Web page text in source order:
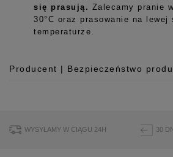
się prasują. Zalecamy pranie
30°C oraz prasowanie na
temperaturze.
Producent | Bezpieczeństwo
ul. Buforowa 125/H-10a
WYSYŁAMY W CIĄGU 24H 30